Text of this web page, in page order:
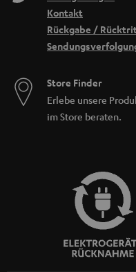
Kontakt
Rückgabe /
Store Finder
Erlebe unsere
im Store beraten.